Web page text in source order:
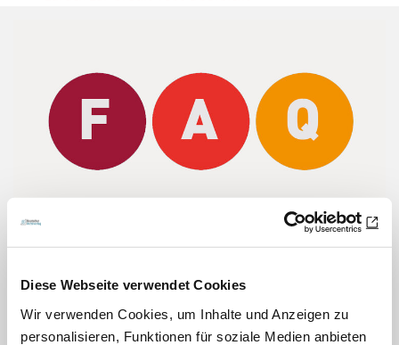
Diese Webseite verwendet Cookies
Wir verwenden Cookies, um Inhalte und Anzeigen zu
personalisieren, Funktionen für soziale Medien anbieten
Wir haben die wichtigsten Fragen und Antworten für Sie
zusammengefasst.